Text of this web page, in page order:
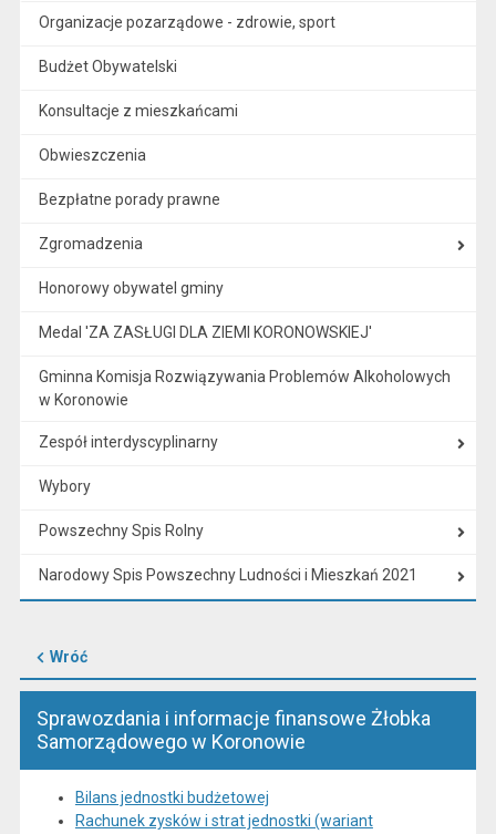
Organizacje pozarządowe - zdrowie, sport
Budżet Obywatelski
Konsultacje z mieszkańcami
Obwieszczenia
Bezpłatne porady prawne
Zgromadzenia
Honorowy obywatel gminy
Medal 'ZA ZASŁUGI DLA ZIEMI KORONOWSKIEJ'
Gminna Komisja Rozwiązywania Problemów Alkoholowych
w Koronowie
Zespół interdyscyplinarny
Wybory
Powszechny Spis Rolny
Narodowy Spis Powszechny Ludności i Mieszkań 2021
Wróć
Sprawozdania i informacje finansowe Żłobka
Samorządowego w Koronowie
Bilans jednostki budżetowej
Rachunek zysków i strat jednostki (wariant